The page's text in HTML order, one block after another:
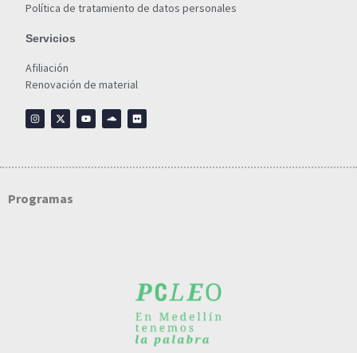
Política de tratamiento de datos personales
Servicios
Afiliación
Renovación de material
Programas